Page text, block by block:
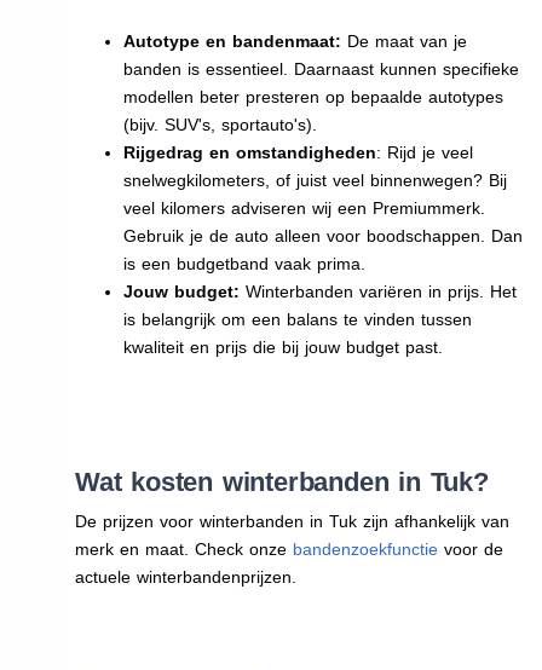
Autotype en bandenmaat: De maat van je
banden is essentieel. Daarnaast kunnen specifieke
modellen beter presteren op bepaalde autotypes
(bijv. SUV's, sportauto's).
Rijgedrag en omstandigheden: Rijd je veel
snelwegkilometers, of juist veel binnenwegen? Bij
veel kilomers adviseren wij een Premiummerk.
Gebruik je de auto alleen voor boodschappen. Dan
is een budgetband vaak prima.
Jouw budget: Winterbanden variëren in prijs. Het
is belangrijk om een balans te vinden tussen
kwaliteit en prijs die bij jouw budget past.
Wat kosten winterbanden in Tuk?
De prijzen voor winterbanden in Tuk zijn afhankelijk van
merk en maat. Check onze bandenzoekfunctievoor de
actuele winterbandenprijzen.